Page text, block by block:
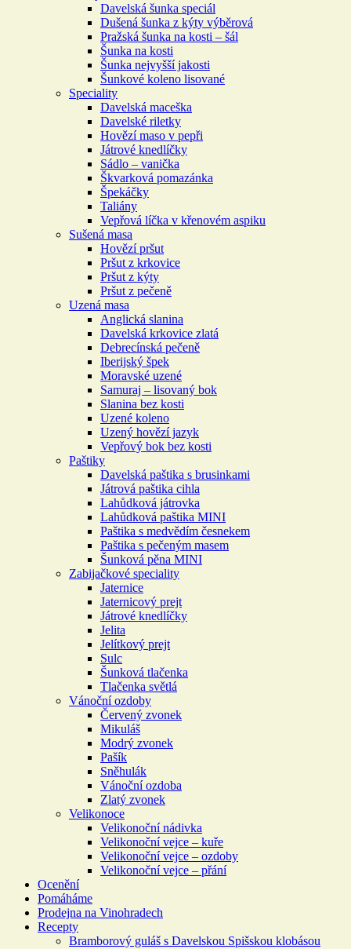
Davelská šunka speciál
Dušená šunka z kýty výběrová
Pražská šunka na kosti – šál
Šunka na kosti
Šunka nejvyšší jakosti
Šunkové koleno lisované
Speciality
Davelská maceška
Davelské riletky
Hovězí maso v pepři
Játrové knedlíčky
Sádlo – vanička
Škvarková pomazánka
Špekáčky
Taliány
Vepřová líčka v křenovém aspiku
Sušená masa
Hovězí pršut
Pršut z krkovice
Pršut z kýty
Pršut z pečeně
Uzená masa
Anglická slanina
Davelská krkovice zlatá
Debrecínská pečeně
Iberijský špek
Moravské uzené
Samuraj – lisovaný bok
Slanina bez kosti
Uzené koleno
Uzený hovězí jazyk
Vepřový bok bez kosti
Paštiky
Davelská paštika s brusinkami
Játrová paštika cihla
Lahůdková játrovka
Lahůdková paštika MINI
Paštika s medvědím česnekem
Paštika s pečeným masem
Šunková pěna MINI
Zabijačkové speciality
Jaternice
Jaternicový prejt
Játrové knedlíčky
Jelita
Jelítkový prejt
Sulc
Šunková tlačenka
Tlačenka světlá
Vánoční ozdoby
Červený zvonek
Mikuláš
Modrý zvonek
Pašík
Sněhulák
Vánoční ozdoba
Zlatý zvonek
Velikonoce
Velikonoční nádivka
Velikonoční vejce – kuře
Velikonoční vejce – ozdoby
Velikonoční vejce – přání
Ocenění
Pomáháme
Prodejna na Vinohradech
Recepty
Bramborový guláš s Davelskou Spišskou klobásou